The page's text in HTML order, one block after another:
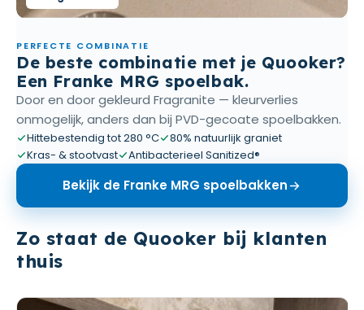
PERFECTE COMBINATIE
De beste combinatie met je Quooker?
Een Franke MRG spoelbak.
Door en door gekleurd Fragranite — kleurverlies
onmogelijk, anders dan bij PVD-gecoate spoelbakken.
Hittebestendig tot 280 °C
80% natuurlijk graniet
Kras- & stootvast
Antibacterieel Sanitized®
Bekijk de Franke MRG spoelbakken
Zo staat de Quooker bij klanten
thuis